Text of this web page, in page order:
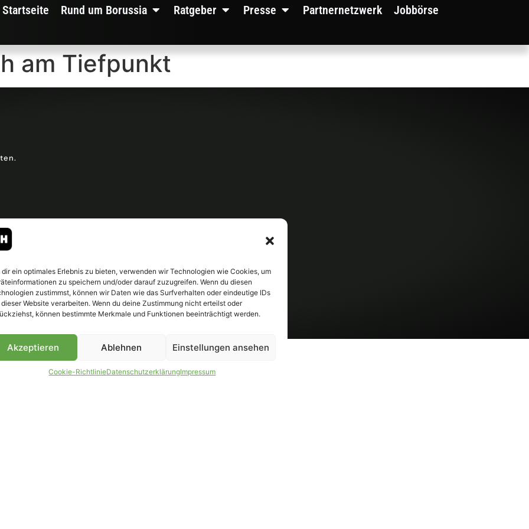
dir ein optimales Erlebnis zu bieten, verwenden wir Technologien wie Cookies, um
zu speichern und/oder darauf zuzugreifen. Wenn du diesen
zustimmst, können wir Daten wie das Surfverhalten oder eindeutige IDs
Website verarbeiten. Wenn du deine Zustimmung nicht erteilst oder
können bestimmte Merkmale und Funktionen beeinträchtigt werden.
Akzeptieren Ablehnen Einstellungen ansehen
Cookie-RichtlinieDatenschutzerklärungImpressum
Startseite Rund um Borussia Ratgeber Presse Partnernetzwerk Jobbörse
am Tiefpunkt